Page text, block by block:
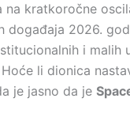
na kratkoročne
događaja 2026.
i malih
li dionica
je jasno da je